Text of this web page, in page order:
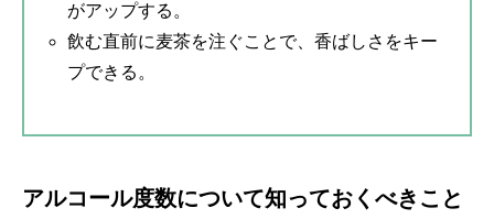
がアップする。
飲む直前に麦茶を注ぐことで、香ばしさをキー
プできる。
アルコール度数について知っておくべきこと